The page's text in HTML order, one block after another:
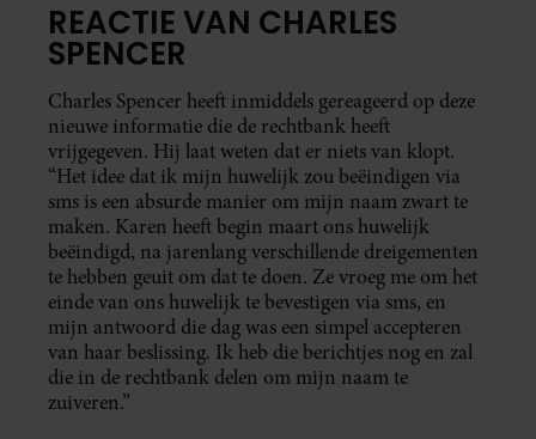
REACTIE VAN CHARLES
SPENCER
Charles Spencer heeft inmiddels gereageerd op deze
nieuwe informatie die de rechtbank heeft
vrijgegeven. Hij laat weten dat er niets van klopt.
“Het idee dat ik mijn huwelijk zou beëindigen via
sms is een absurde manier om mijn naam zwart te
maken. Karen heeft begin maart ons huwelijk
beëindigd, na jarenlang verschillende dreigementen
te hebben geuit om dat te doen. Ze vroeg me om het
einde van ons huwelijk te bevestigen via sms, en
mijn antwoord die dag was een simpel accepteren
van haar beslissing. Ik heb die berichtjes nog en zal
die in de rechtbank delen om mijn naam te
zuiveren.”